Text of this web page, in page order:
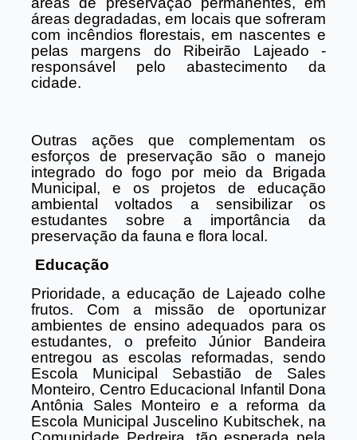
áreas degradadas, em locais que sofreram
com incêndios florestais, em nascentes e
pelas margens do Ribeirão Lajeado -
responsável pelo abastecimento da
cidade.
Outras ações que complementam os
esforços de preservação são o manejo
integrado do fogo por meio da Brigada
Municipal, e os projetos de educação
ambiental voltados a sensibilizar os
estudantes sobre a importância da
preservação da fauna e flora local.
Educação
Prioridade, a educação de Lajeado colhe
frutos. Com a missão de oportunizar
ambientes de ensino adequados para os
estudantes, o prefeito Júnior Bandeira
entregou as escolas reformadas, sendo
Escola Municipal Sebastião de Sales
Monteiro, Centro Educacional Infantil Dona
Antônia Sales Monteiro e a reforma da
Escola Municipal Juscelino Kubitschek, na